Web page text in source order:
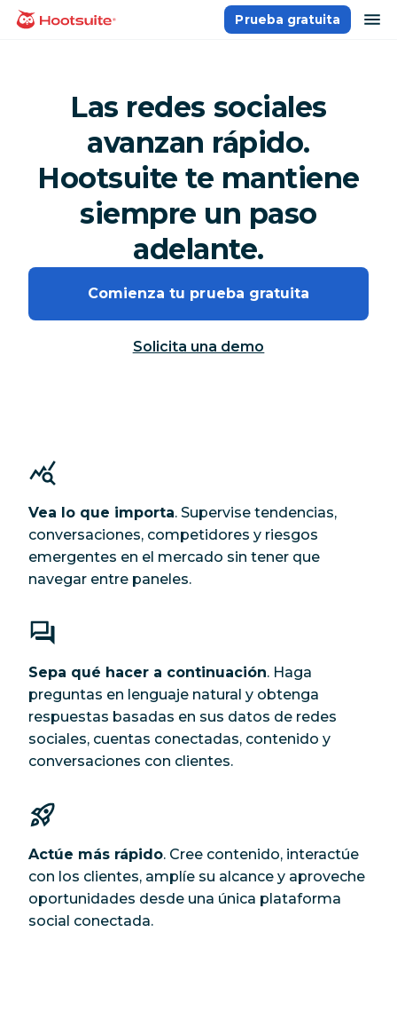
Saltar
Página principal
Prueba gratuita
Las redes sociales
avanzan rápido.
Hootsuite te mantiene
siempre un paso
adelante.
Comienza tu prueba gratuita
Solicita una demo
Vea lo que importa. Supervise tendencias,
conversaciones, competidores y riesgos
emergentes en el mercado sin tener que
navegar entre paneles.
Sepa qué hacer a continuación. Haga
preguntas en lenguaje natural y obtenga
respuestas basadas en sus datos de redes
sociales, cuentas conectadas, contenido y
conversaciones con clientes.
Actúe más rápido. Cree contenido, interactúe
con los clientes, amplíe su alcance y aproveche
oportunidades desde una única plataforma
social conectada.